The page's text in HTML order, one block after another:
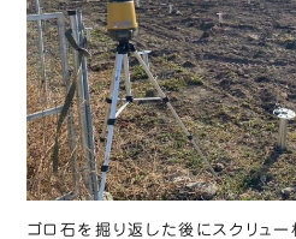
ゴロ石を掘り返した後にスクリュー